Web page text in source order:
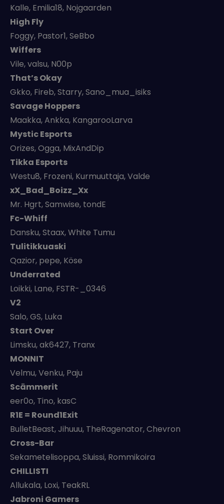
Kalle, Emilia18, Nojgaarden
High Fly
Foggy, Pastor1, SeBbo
Wiffers
Vile, valsu, N00p
That’s Okay
Gkko, Fireb, Starry, Sano_mua_isiks
Savage Hoppers
Maakka, Ankka, KangarooLarva
Mystic Esports
Orizes, Ogga, MixAndDip
Tikka Esports
Westu8, Frozeni, Kurmuuttaja, Valde
xX_Bad_Boizz_Xx
Mr. Hgrt, Samwise, tondE
Fc-Whiff
Dansku, Staax, White Tumu
Tulitikkuaski
Qazior, pepe, Köse
Underrated
Loikki, Lane, FSTR-_0346
V2
Salo, GS, Luka
Start Over
Limsku, ak6427, Tranx
MONNIT
Velmu, Venku, Paju
Scämmerit
eer0o, Tino, kasC
R1E = Round1Exit
BulletBeast, Jihuuu, TheRagenator, Chevron
Cross-Bar
Sekametelisoppa, Sluissi, Rommikoira
CHILLISTI
Allukala, Loxi, TeakRL
Jabroni Gamers